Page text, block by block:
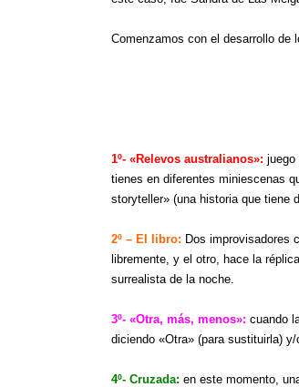
Comenzamos con el desarrollo de
1º- «Relevos australianos»: juego
tienes en diferentes miniescenas
storyteller» (una historia que tiene
2º – El libro: Dos improvisadores
libremente, y el otro, hace la
surrealista de la noche.
3º- «Otra, más, menos»: cuando
diciendo «Otra» (para sustituirla)
4º- Cruzada: en este momento,